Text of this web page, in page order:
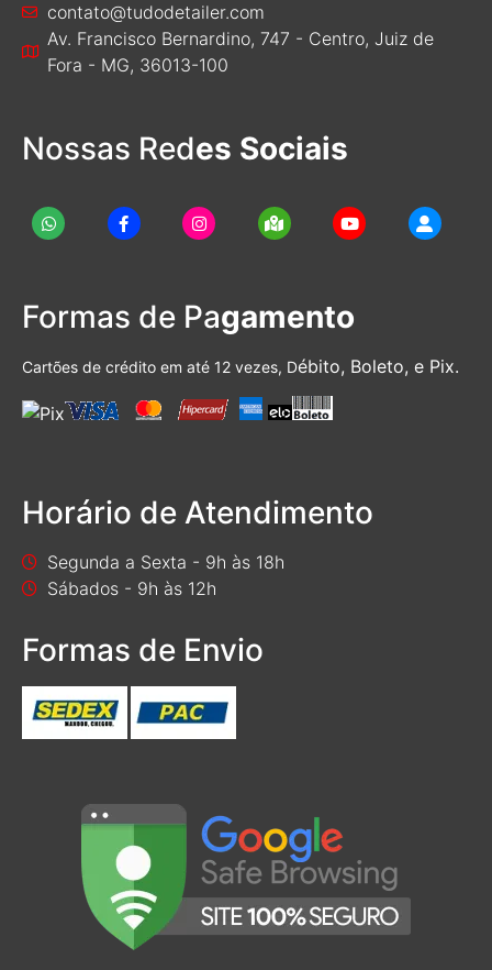
contato@tudodetailer.com
Av. Francisco Bernardino, 747 - Centro, Juiz de
Fora - MG, 36013-100
Nossas Redes Sociais
Formas de Pagamento
Cartões de crédito em até 12 vezes, Débito, Boleto, e Pix.
Horário de Atendimento
Segunda a Sexta - 9h às 18h
Sábados - 9h às 12h
Formas de Envio